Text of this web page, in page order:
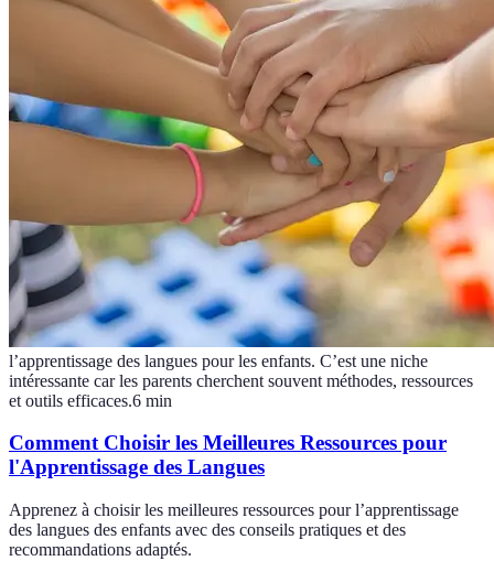
l’apprentissage des langues pour les enfants. C’est une niche
intéressante car les parents cherchent souvent méthodes, ressources
et outils efficaces.6 min
Comment Choisir les Meilleures Ressources pour
l'Apprentissage des Langues
Apprenez à choisir les meilleures ressources pour l’apprentissage
des langues des enfants avec des conseils pratiques et des
recommandations adaptés.